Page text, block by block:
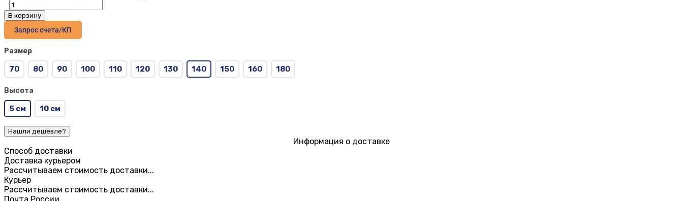
В корзину
Запрос счета/КП
Размер
70 80 90 100 110 120 130 140 150 160 180
Высота
5 см 10 см
Информация о доставке
Способ доставки
Доставка курьером
Рассчитываем стоимость доставки...
Курьер
Рассчитываем стоимость доставки...